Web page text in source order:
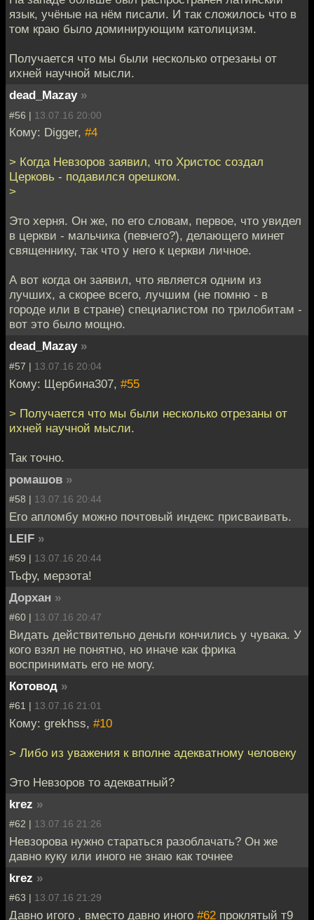
язык, учёные на нём писали. И так сложилось что в
том краю было доминирующим католицизм.
Получается что мы были несколько отрезаны от
ихней научной мысли.
dead_Mazay »
#56 | 13.07.16 20:00
Кому: Digger, #4
> Когда Невзоров заявил, что Христос создал
Церковь - подавился орешком.
>
Это херня. Он же, по его словам, первое, что увидел
в церкви - мальчика (певчего?), делающего минет
священнику, так что у него к церкви личное.
А вот когда он заявил, что является одним из
лучших, а скорее всего, лучшим (не помню - в
городе или в стране) специалистом по трилобитам -
вот это было мощно.
dead_Mazay »
#57 | 13.07.16 20:04
Кому: Щербина307, #55
> Получается что мы были несколько отрезаны от
ихней научной мысли.
Так точно.
ромашов »
#58 | 13.07.16 20:44
Его апломбу можно почтовый индекс присваивать.
LEIF »
#59 | 13.07.16 20:44
Тьфу, мерзота!
Дорхан »
#60 | 13.07.16 20:47
Видать действительно деньги кончились у чувака. У
кого взял не понятно, но иначе как фрика
воспринимать его не могу.
Котовод »
#61 | 13.07.16 21:01
Кому: grekhss, #10
> Либо из уважения к вполне адекватному человеку
Это Невзоров то адекватный?
krez »
#62 | 13.07.16 21:26
Невзорова нужно стараться разоблачать? Он же
давно куку или иного не знаю как точнее
krez »
#63 | 13.07.16 21:29
Давно игого , вместо давно иного #62 проклятый т9